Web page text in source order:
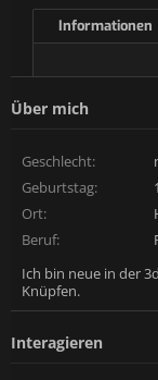
Informationen
Über mich
Geschlecht:
Geburtstag:
Ort:
Beruf:
Ich bin neue in der
Knüpfen.
Interagieren